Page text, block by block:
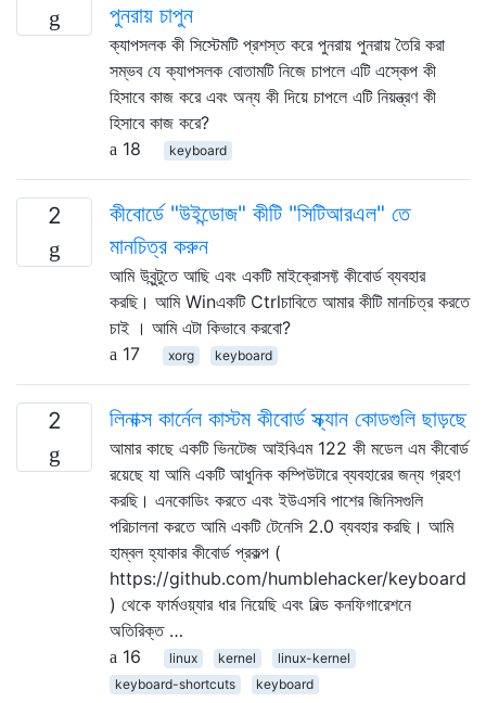
পুনরায় চাপুন
ক্যাপসলক কী সিস্টেমটি প্রশস্ত করে পুনরায় পুনরায় তৈরি করা
সম্ভব যে ক্যাপসলক বোতামটি নিজে চাপলে এটি এস্কেপ কী
হিসাবে কাজ করে এবং অন্য কী দিয়ে চাপলে এটি নিয়ন্ত্রণ কী
হিসাবে কাজ করে?
18
keyboard
2
কীবোর্ডে "উইন্ডোজ" কীটি "সিটিআরএল" তে
মানচিত্র করুন
আমি উবুন্টুতে আছি এবং একটি মাইক্রোসফ্ট কীবোর্ড ব্যবহার
করছি। আমি Winএকটি Ctrlচাবিতে আমার কীটি মানচিত্র করতে
চাই । আমি এটা কিভাবে করবো?
17
xorg keyboard
2 লিনাক্স কার্নেল কাস্টম কীবোর্ড স্ক্যান কোডগুলি ছাড়ছে
আমার কাছে একটি ভিনটেজ আইবিএম 122 কী মডেল এম কীবোর্ড
রয়েছে যা আমি একটি আধুনিক কম্পিউটারে ব্যবহারের জন্য গ্রহণ
করছি। এনকোডিং করতে এবং ইউএসবি পাশের জিনিসগুলি
পরিচালনা করতে আমি একটি টেনেসি 2.0 ব্যবহার করছি। আমি
হাম্বল হ্যাকার কীবোর্ড প্রকল্প (
https://github.com/humblehacker/keyboard
) থেকে ফার্মওয়্যার ধার নিয়েছি এবং বিল্ড কনফিগারেশনে
অতিরিক্ত …
16
linux kernel
linux-kernel
keyboard-shortcuts
keyboard